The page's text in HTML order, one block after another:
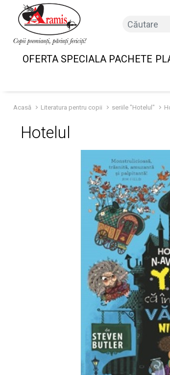
OFERTA SPECIALA PACHETE
Acasă Literatura pentru copii seriile "Hotelul"
Hotelul